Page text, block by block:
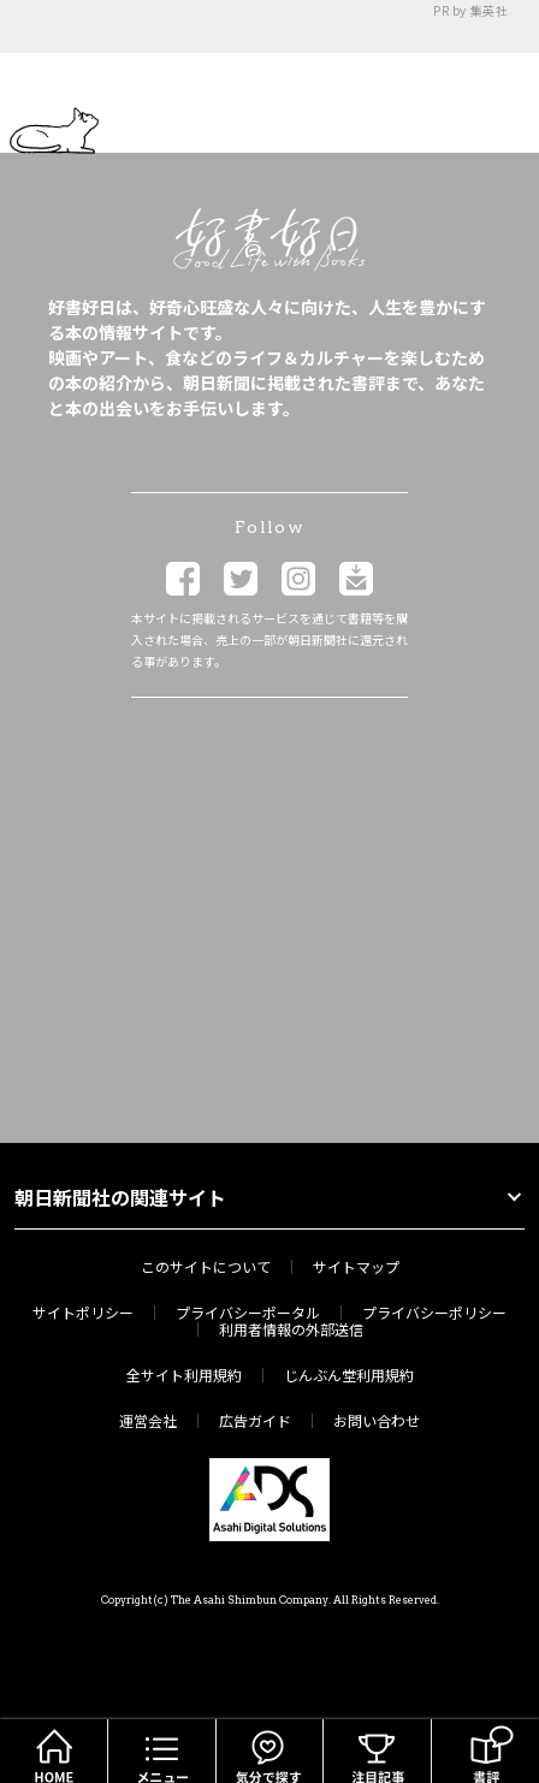
PR by 集英社
好書好日は、好奇心旺盛な人々に向けた、人生を豊かにす
る本の情報サイトです。
映画やアート、食などのライフ＆カルチャーを楽しむため
の本の紹介から、朝日新聞に掲載された書評まで、あなた
と本の出会いをお手伝いします。
Follow
本サイトに掲載されるサービスを通じて書籍等を購
入された場合、売上の一部が朝日新聞社に還元され
る事があります。
朝日新聞社の関連サイト
このサイトについて サイトマップ
サイトポリシー プライバシーポータル
プライバシーポリシー
利用者情報の外部送信
全サイト利用規約 じんぶん堂利用規約
運営会社 広告ガイド お問い合わせ
Copyright(c) The Asahi Shimbun Company. All Rights Reserved.